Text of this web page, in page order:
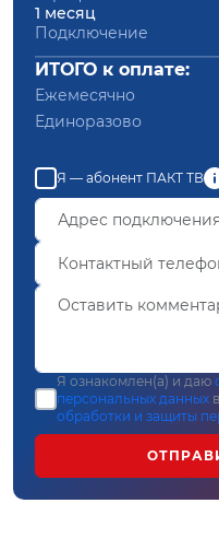
1 месяц
Подключение
ИТОГО к оплате:
Ежемесячно
Единоразово
Я — абонент ПАКТ ТВ
Я ознакомлен(а) и даю
персональных данных
обработки и защиты